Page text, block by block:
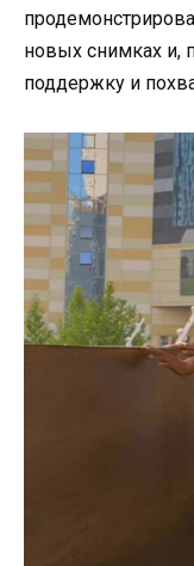
новых снимках и,
поддержку и